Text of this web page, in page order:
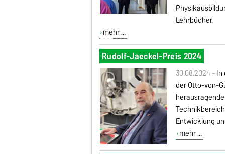
Lehrbücher.
mehr ...
Rudolf-Jaeckel-Preis 2024
30.08.2024 -In
der Otto-von-
Entwicklung
mehr ...